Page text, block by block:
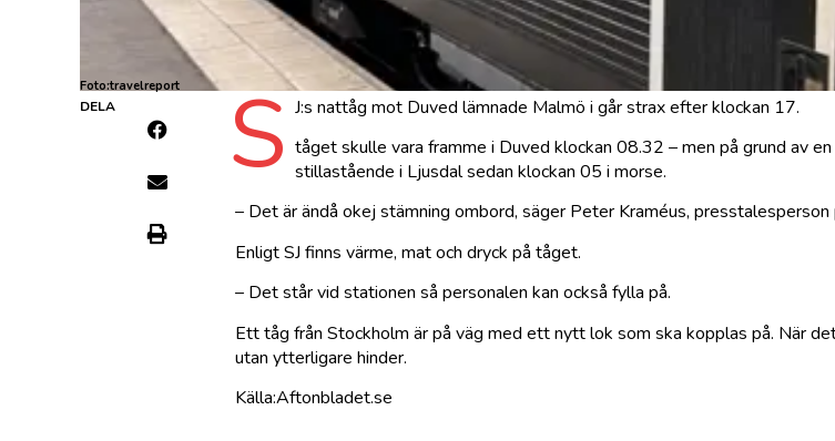
Foto:travelreport
DELA S J:s nattåg mot Duved lämnade Malmö i går strax efter klockan 17.
tåget skulle vara framme i Duved klockan 08.32 – men på grund av
stillastående i Ljusdal sedan klockan 05 i morse.
– Det är ändå okej stämning ombord, säger Peter Kraméus, presstalesperson
Enligt SJ finns värme, mat och dryck på tåget.
– Det står vid stationen så personalen kan också fylla på.
Ett tåg från Stockholm är på väg med ett nytt lok som ska kopplas på. När
utan ytterligare hinder.
Källa:Aftonbladet.se